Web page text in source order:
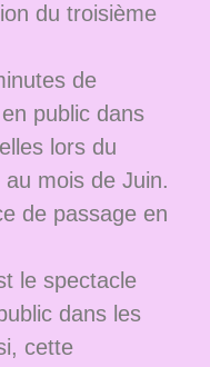
du troisième
de
public dans
lors du
mois de Juin.
de passage en
le spectacle
dans les
cette